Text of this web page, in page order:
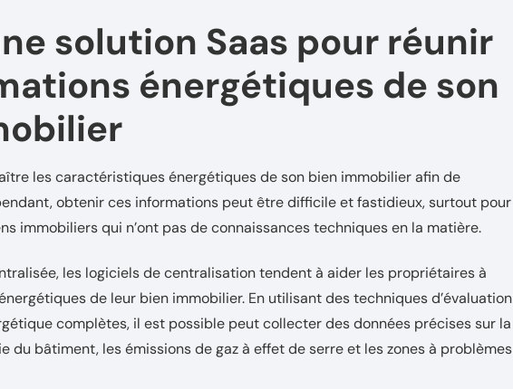
solution Saas pour réunir
énergétiques de son
les caractéristiques énergétiques de son bien immobilier afin de
obtenir ces informations peut être difficile et fastidieux, surtout pour
immobiliers qui n’ont pas de connaissances techniques en la matière.
les logiciels de centralisation tendent à aider les propriétaires à
de leur bien immobilier. En utilisant des techniques d’évaluation
complètes, il est possible peut collecter des données précises sur la
du bâtiment, les émissions de gaz à effet de serre et les zones à problèmes